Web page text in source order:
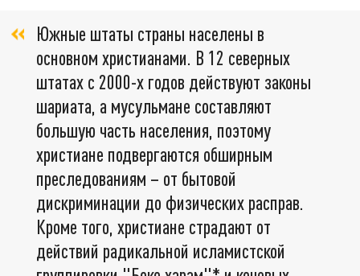
Южные штаты страны населены в
основном христианами. В 12 северных
штатах с 2000-х годов действуют законы
шариата, а мусульмане составляют
большую часть населения, поэтому
христиане подвергаются обширным
преследованиям – от бытовой
дискриминации до физических расправ.
Кроме того, христиане страдают от
действий радикальной исламистской